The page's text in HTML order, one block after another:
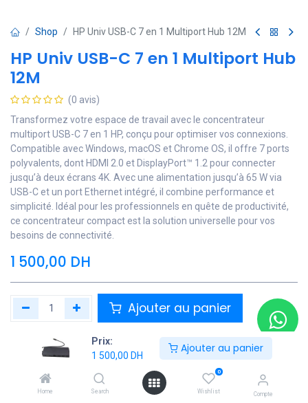
Prix:
1 500,00 DH
Ajouter au panier
Home Search
0
Wishlist Compte
Shop HP Univ USB-C 7 en 1 Multiport Hub 12M
HP Univ USB-C 7 en 1 Multiport Hub
12M
(0 avis)
Transformez votre espace de travail avec le concentrateur
multiport USB-C 7 en 1 HP, conçu pour optimiser vos connexions.
Compatible avec Windows, macOS et Chrome OS, il offre 7 ports
polyvalents, dont HDMI 2.0 et DisplayPort™ 1.2 pour connecter
jusqu’à deux écrans 4K. Avec une alimentation jusqu’à 65 W via
USB-C et un port Ethernet intégré, il combine performance et
simplicité. Idéal pour les professionnels en quête de productivité,
ce concentrateur compact est la solution universelle pour vos
besoins de connectivité.
1 500,00 DH
Ajouter au panier
Ajouter à la liste de souhaits
Soyez averti lorsque le produit est de nouveau en stock